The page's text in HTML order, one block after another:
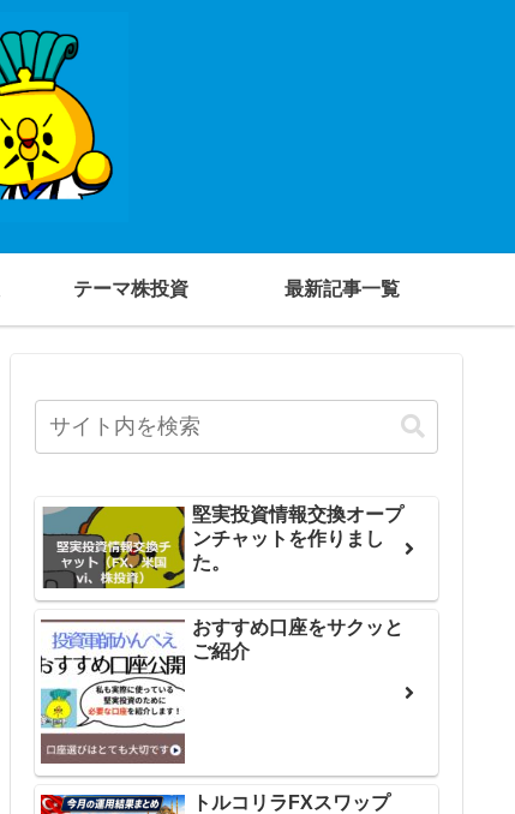
テーマ株投資 最新記事一覧
堅実投資情報交換オープ
ンチャットを作りまし
た。
おすすめ口座をサクッと
ご紹介
トルコリラFXスワップ